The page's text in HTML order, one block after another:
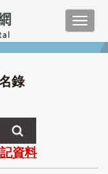
錄
資料